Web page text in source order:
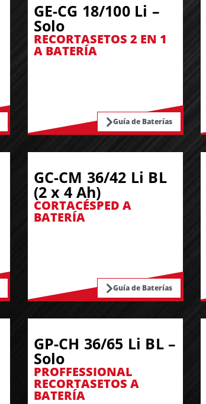
GE-CG 18/100 Li –
Solo
RECORTASETOS 2 EN 1
A BATERÍA
Guía de Baterías
GC-CM 36/42 Li BL
(2 x 4 Ah)
CORTACÉSPED A
BATERÍA
Guía de Baterías
GP-CH 36/65 Li BL –
Solo
PROFFESSIONAL
RECORTASETOS A
BATERÍA